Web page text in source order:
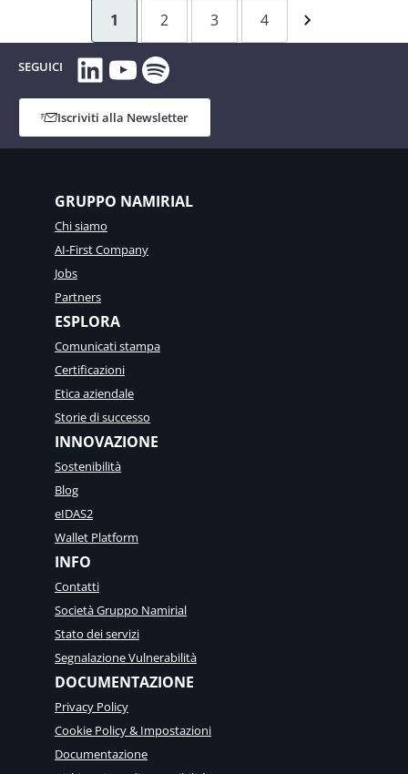
servizi
1 2 3 4
SEGUICI LinkedIn
YouTube
Spotify
Iscriviti alla Newsletter
GRUPPO NAMIRIAL
Chi siamo
AI-First Company
Jobs
Partners
ESPLORA
Comunicati stampa
Certificazioni
Etica aziendale
Storie di successo
INNOVAZIONE
Sostenibilità
Blog
eIDAS2
Wallet Platform
INFO
Contatti
Società Gruppo Namirial
Stato dei servizi
Segnalazione Vulnerabilità
DOCUMENTAZIONE
Privacy Policy
Cookie Policy & Impostazioni
Documentazione